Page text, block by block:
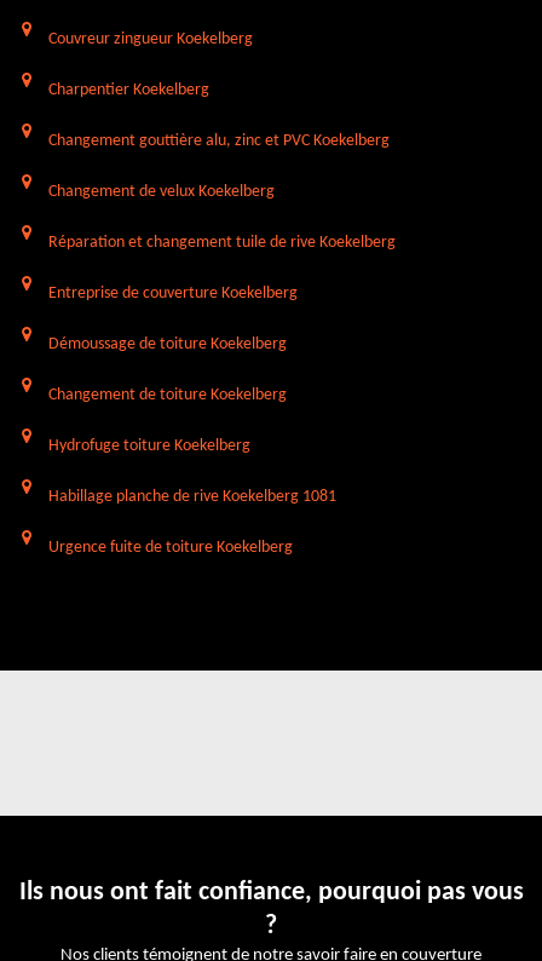
Couvreur zingueur Koekelberg
Charpentier Koekelberg
Changement gouttière alu, zinc et PVC Koekelberg
Changement de velux Koekelberg
Réparation et changement tuile de rive Koekelberg
Entreprise de couverture Koekelberg
Démoussage de toiture Koekelberg
Changement de toiture Koekelberg
Hydrofuge toiture Koekelberg
Habillage planche de rive Koekelberg 1081
Urgence fuite de toiture Koekelberg
Ils nous ont fait confiance, pourquoi pas vous
?
Nos clients témoignent de notre savoir faire en couverture